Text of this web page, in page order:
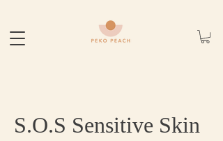
S.O.S Sensitive Skin